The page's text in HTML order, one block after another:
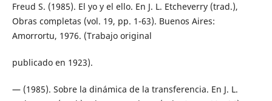
Freud S. (1985). El yo y el ello. En J. L. Etcheverry (trad.),
Obras completas (vol. 19, pp. 1-63). Buenos Aires:
Amorrortu, 1976. (Trabajo original
publicado en 1923).
— (1985). Sobre la dinámica de la transferencia. En J. L.